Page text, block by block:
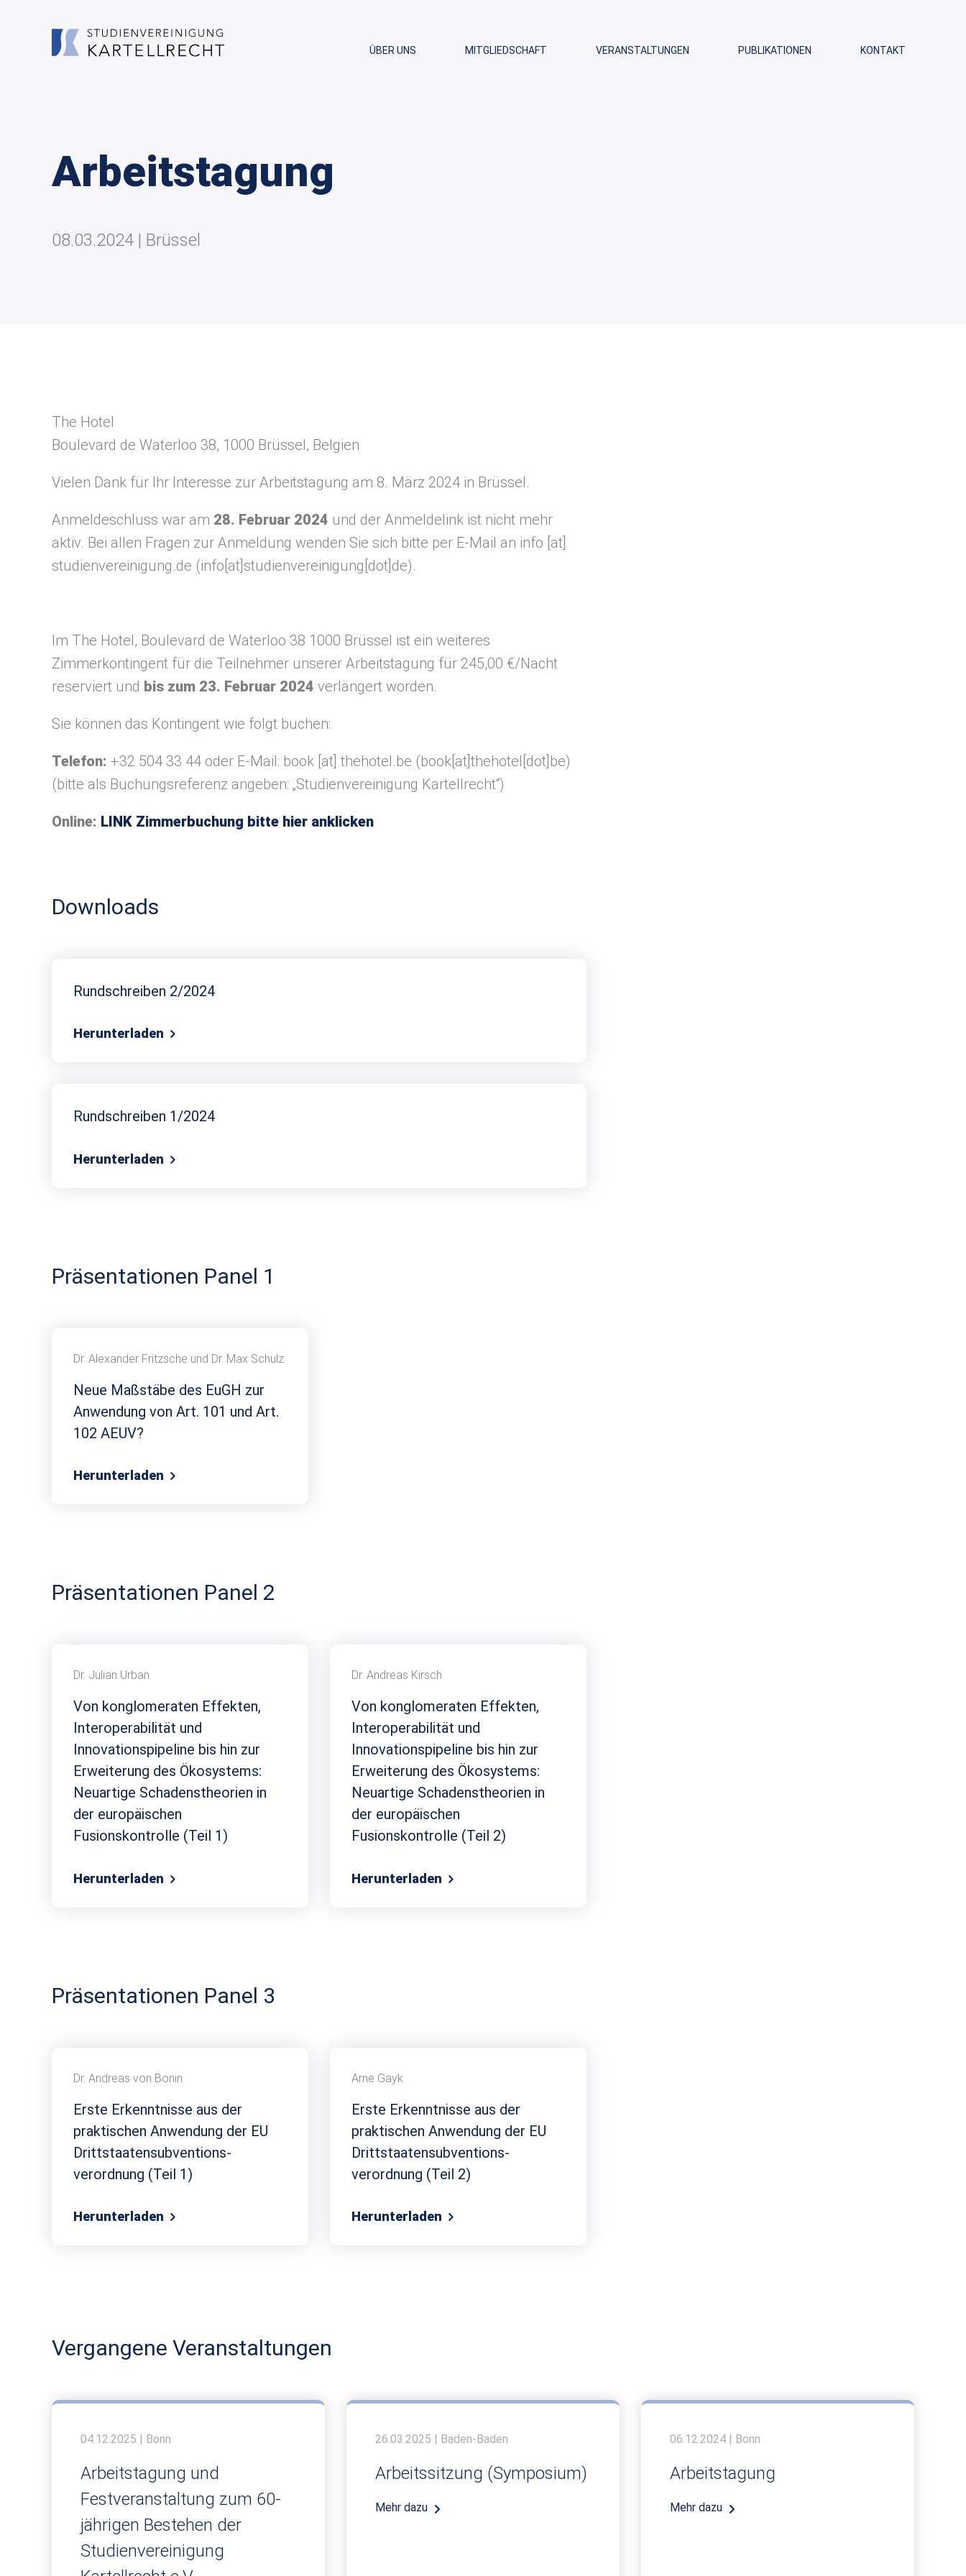
ÜBER UNS MITGLIEDSCHAFT VERANSTALTUNGEN PUBLIKATIONEN KONTAKT
Arbeitstagung
08.03.2024 | Brüssel
The Hotel
Boulevard de Waterloo 38, 1000 Brüssel, Belgien
Vielen Dank für Ihr Interesse zur Arbeitstagung am 8. März 2024 in Brüssel.
Anmeldeschluss war am 28. Februar 2024 und der Anmeldelink ist nicht mehr
aktiv. Bei allen Fragen zur Anmeldung wenden Sie sich bitte per E-Mail an info [at]
studienvereinigung.de (info[at]studienvereinigung[dot]de).
Im The Hotel, Boulevard de Waterloo 38 1000 Brüssel ist ein weiteres
Zimmerkontingent für die Teilnehmer unserer Arbeitstagung für 245,00 €/Nacht
reserviert und bis zum 23. Februar 2024 verlängert worden.
Sie können das Kontingent wie folgt buchen:
Telefon: +32 504 33 44 oder E-Mail: book [at] thehotel.be (book[at]thehotel[dot]be)
(bitte als Buchungsreferenz angeben: „Studienvereinigung Kartellrecht“)
Online: LINK Zimmerbuchung bitte hier anklicken
Downloads
Rundschreiben 2/2024
Herunterladen
Rundschreiben 1/2024
Herunterladen
Präsentationen Panel 1
Dr. Alexander Fritzsche und Dr. Max Schulz
Neue Maßstäbe des EuGH zur
Anwendung von Art. 101 und Art.
102 AEUV?
Herunterladen
Präsentationen Panel 2
Dr. Julian Urban
Von konglomeraten Effekten,
Interoperabilität und
Innovationspipeline bis hin zur
Erweiterung des Ökosystems:
Neuartige Schadenstheorien in
der europäischen
Fusionskontrolle (Teil 1)
Herunterladen
Dr. Andreas Kirsch
Von konglomeraten Effekten,
Interoperabilität und
Innovationspipeline bis hin zur
Erweiterung des Ökosystems:
Neuartige Schadenstheorien in
der europäischen
Fusionskontrolle (Teil 2)
Herunterladen
Präsentationen Panel 3
Dr. Andreas von Bonin
Erste Erkenntnisse aus der
praktischen Anwendung der EU
Dritt­staaten­subventions­
verordnung (Teil 1)
Herunterladen
Arne Gayk
Erste Erkenntnisse aus der
praktischen Anwendung der EU
Dritt­staaten­subventions­
verordnung (Teil 2)
Herunterladen
Vergangene Veranstaltungen
04.12.2025 | Bonn
Arbeitstagung und
Festveranstaltung zum 60-
jährigen Bestehen der
Studienvereinigung
26.03.2025 | Baden-Baden
Arbeitssitzung (Symposium)
Mehr dazu
06.12.2024 | Bonn
Arbeitstagung
Mehr dazu